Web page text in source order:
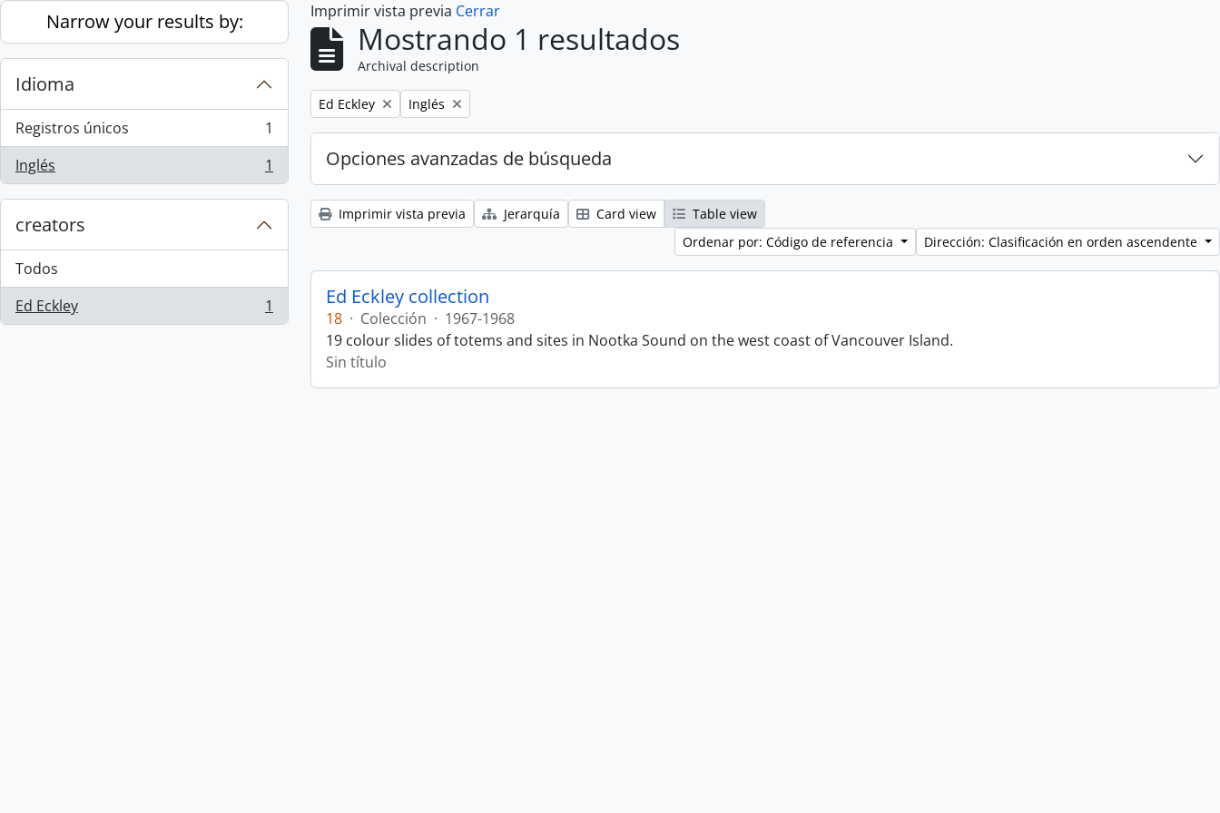
Skip to main content
Narrow your results by:
Idioma
Registros únicos
, 1 resultados
1
Inglés
, 1 resultados 1
creators
Todos
Ed Eckley
, 1 resultados 1
Imprimir vista previa Cerrar
Mostrando 1 resultados
Archival description
Remove filter:
Ed Eckley Remove filter:
Inglés
Opciones avanzadas de búsqueda
Imprimir vista previa Jerarquía Card view
Table view
Ordenar por: Código de referencia
Dirección: Clasificación en orden ascendente
Ed Eckley collection
18 · Colección · 1967-1968
19 colour slides of totems and sites in Nootka Sound on the west coast of Vancouver Island.
Sin título